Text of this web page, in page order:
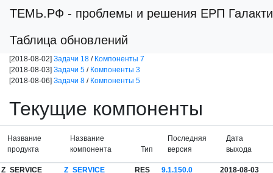
ТЕМЬ.РФ - проблемы и решения ЕРП
Таблица обновлений
[2018-08-02] Задачи 18 / Компоненты 7
[2018-08-03] Задачи 5 / Компоненты 3
[2018-08-06] Задачи 8 / Компоненты 5
Текущие компоненты
Название
продукта
Название
компонента
Тип
Последняя
версия
Дата
выхода
Z_SERVICE Z_SERVICE RES 9.1.150.0
2018-08-03